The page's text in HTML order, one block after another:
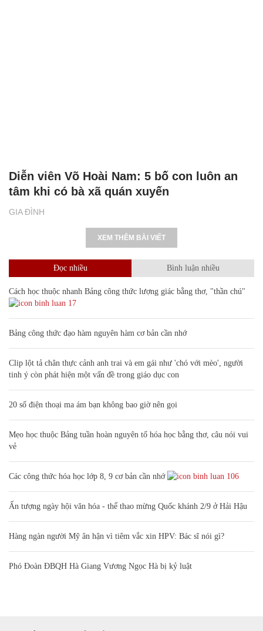
GIA ĐÌNH
Diễn viên Võ Hoài Nam: 5 bố con luôn an
tâm khi có bà xã quán xuyến
XEM THÊM BÀI VIẾT
Đọc nhiều Bình luận nhiều
Cách học thuộc nhanh Bảng công thức lượng giác bằng thơ, "thần chú"
17
Bảng công thức đạo hàm nguyên hàm cơ bản cần nhớ
Clip lột tả chân thực cảnh anh trai và em gái như 'chó với mèo', người
tinh ý còn phát hiện một vấn đề trong giáo dục con
20 số điện thoại ma ám bạn không bao giờ nên gọi
Mẹo học thuộc Bảng tuần hoàn nguyên tố hóa học bằng thơ, câu nói vui
vẻ
Các công thức hóa học lớp 8, 9 cơ bản cần nhớ 106
Ấn tượng ngày hội văn hóa - thể thao mừng Quốc khánh 2/9 ở Hải Hậu
Hàng ngàn người Mỹ ân hận vì tiêm vắc xin HPV: Bác sĩ nói gì?
Phó Đoàn ĐBQH Hà Giang Vương Ngọc Hà bị kỷ luật